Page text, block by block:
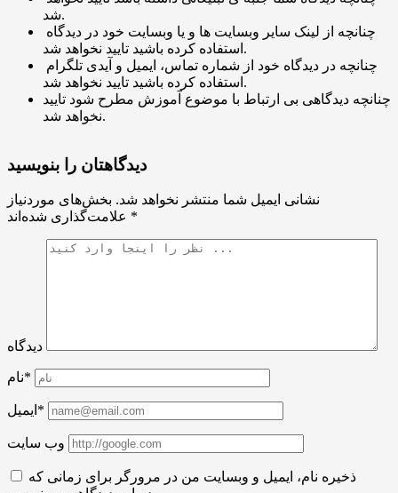
شد.
استفاده کرده باشید تایید نخواهد شد.
استفاده کرده باشید تایید نخواهد شد.
چنانچه دیدگاهی بی ارتباط با موضوع آموزش مطرح شود تایید
نخواهد شد.
دیدگاهتان را بنویسید
نشانی ایمیل شما منتشر نخواهد شد. بخش‌های موردنیاز
*
دیدگاه
نام*
ایمیل*
وب سایت
ذخیره نام، ایمیل و وبسایت من در مرورگر برای زمانی که